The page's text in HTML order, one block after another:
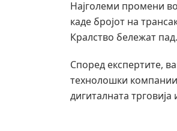
Најголеми промени
каде бројот на
Кралство бележат пад.
Според експертите,
технолошки компании
дигиталната